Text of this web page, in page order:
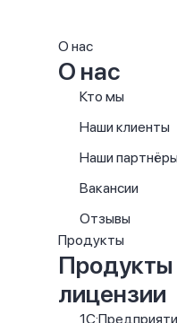
О нас
О нас
Кто мы
Наши клиенты
Наши партнёры
Вакансии
Отзывы
Продукты
Продукты
лицензии